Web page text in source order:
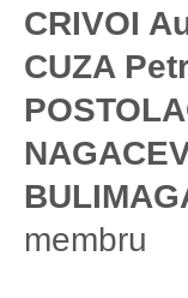
CRIVOI
CUZA
membru